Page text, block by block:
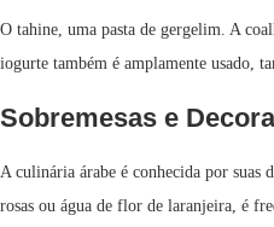
O tahine, uma pasta de gergelim. A
iogurte também é amplamente usado,
Sobremesas e
A culinária árabe é conhecida por suas
rosas ou água de flor de laranjeira, é